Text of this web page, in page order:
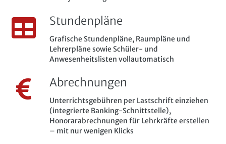
Stundenpläne
Grafische Stundenpläne, Raumpläne und
Lehrerpläne sowie Schüler- und
Anwesenheitslisten vollautomatisch
Abrechnungen
Unterrichtsgebühren per Lastschrift einziehen
(integrierte Banking-Schnittstelle),
Honorarabrechnungen für Lehrkräfte erstellen
– mit nur wenigen Klicks